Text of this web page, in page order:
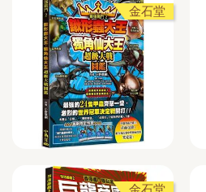
金石堂